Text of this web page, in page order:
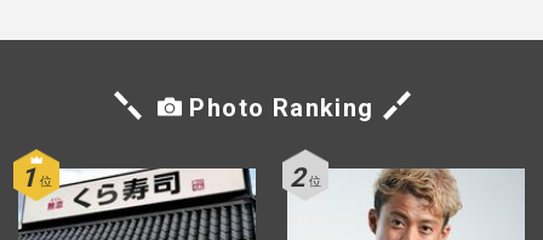
Photo Ranking